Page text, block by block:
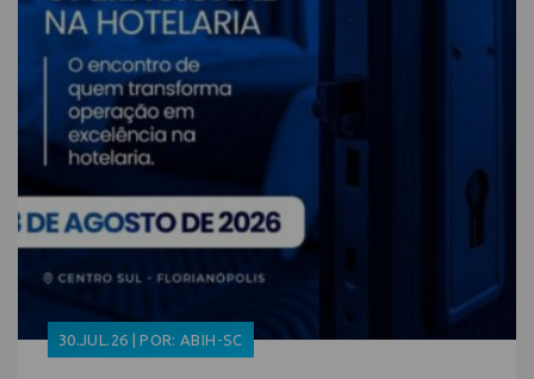
30.JUL.26 | POR: ABIH-SC